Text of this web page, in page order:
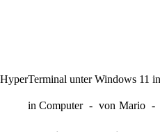
HyperTerminal unter Windows 11
in Computer von Mario